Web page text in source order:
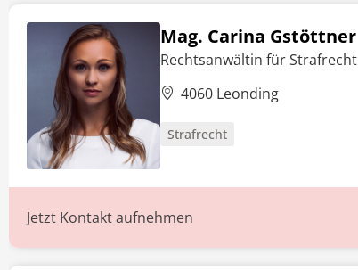
Mag. Carina Gstöttner
Rechtsanwältin für Strafrecht
4060 Leonding
Strafrecht
Jetzt Kontakt aufnehmen